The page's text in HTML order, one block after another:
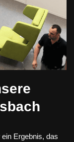
Ergebnis, das